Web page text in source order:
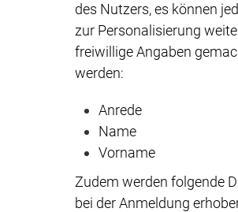
des Nutzers, es können
zur Personalisierung
freiwillige Angaben
werden:
Anrede
Name
Vorname
Zudem werden folgende
bei der Anmeldung